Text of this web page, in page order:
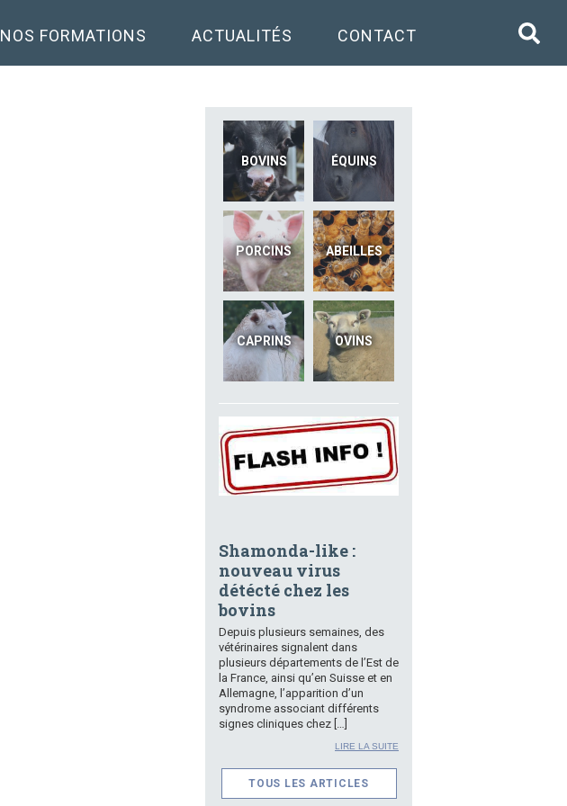
NOS FORMATIONS ACTUALITÉS CONTACT
BOVINS ÉQUINS
PORCINS ABEILLES
CAPRINS OVINS
Shamonda-like :
nouveau virus
détécté chez les
bovins
Depuis plusieurs semaines, des
vétérinaires signalent dans
plusieurs départements de l’Est de
la France, ainsi qu’en Suisse et en
Allemagne, l’apparition d’un
syndrome associant différents
signes cliniques chez […]
LIRE LA SUITE
TOUS LES ARTICLES